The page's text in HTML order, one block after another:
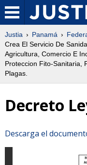
Justia Panamá
Crea El Servicio De
Agricultura, Comercio E
Proteccion Fito-Sanitaria,
Plagas.
Decreto
Descarga el